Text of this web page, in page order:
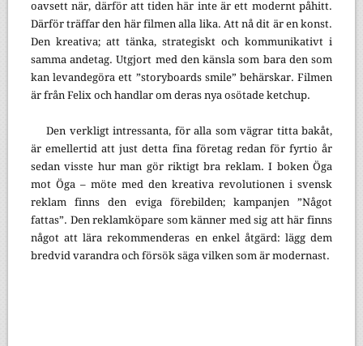
oavsett när, därför att tiden här inte är ett modernt påhitt.
Därför träffar den här filmen alla lika. Att nå dit är en konst.
Den kreativa; att tänka, strategiskt och kommunikativt i
samma andetag. Utgjort med den känsla som bara den som
kan levandegöra ett ”storyboards smile” behärskar. Filmen
är från Felix och handlar om deras nya osötade ketchup.
Den verkligt intressanta, för alla som vägrar titta bakåt,
är emellertid att just detta fina företag redan för fyrtio år
sedan visste hur man gör riktigt bra reklam. I boken Öga
mot Öga – möte med den kreativa revolutionen i svensk
reklam finns den eviga förebilden; kampanjen ”Något
fattas”. Den reklamköpare som känner med sig att här finns
något att lära rekommenderas en enkel åtgärd: lägg dem
bredvid varandra och försök säga vilken som är modernast.